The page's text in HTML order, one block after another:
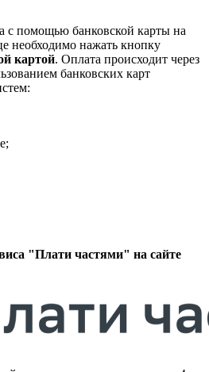
с помощью банковской карты на
необходимо нажать кнопку
картой. Оплата происходит через
банковских карт
"Плати частями" на сайте